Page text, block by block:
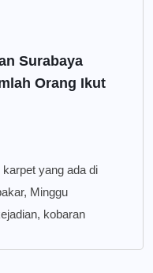
Surabaya
Orang Ikut
yang ada di
Minggu
kobaran